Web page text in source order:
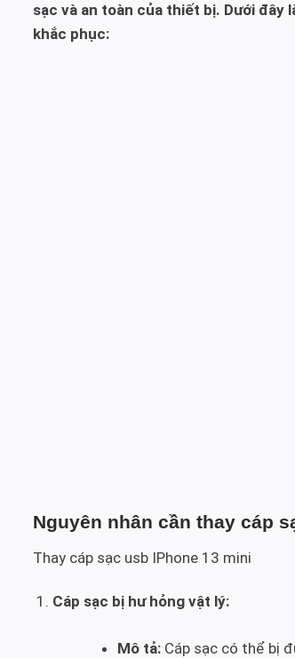
sạc và an toàn của thiết bị. Dưới đây
khắc phục:
Nguyên nhân cần thay cáp
Thay cáp sạc usb IPhone 13 mini
Cáp sạc bị hư hỏng vật lý:
Mô tả: Cáp sạc có thể bị